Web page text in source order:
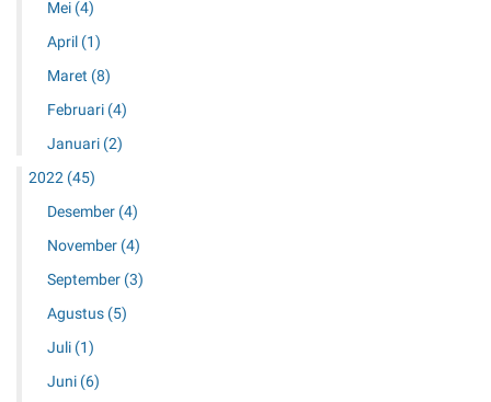
Mei (4)
April (1)
Maret (8)
Februari (4)
Januari (2)
2022 (45)
Desember (4)
November (4)
September (3)
Agustus (5)
Juli (1)
Juni (6)